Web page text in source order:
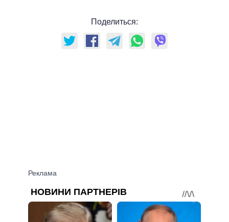
Поделиться: